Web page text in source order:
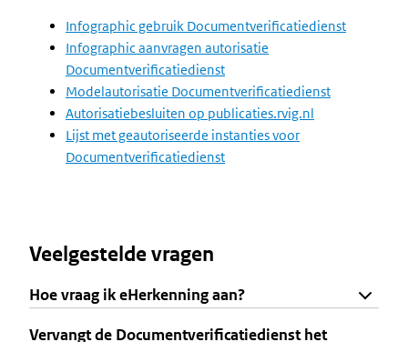
Infographic gebruik Documentverificatiedienst
Infographic aanvragen autorisatie
Documentverificatiedienst
Modelautorisatie Documentverificatiedienst
Autorisatiebesluiten op publicaties.rvig.nl
Lijst met geautoriseerde instanties voor
Documentverificatiedienst
Veelgestelde vragen
Hoe vraag ik eHerkenning aan?
Vervangt de Documentverificatiedienst het